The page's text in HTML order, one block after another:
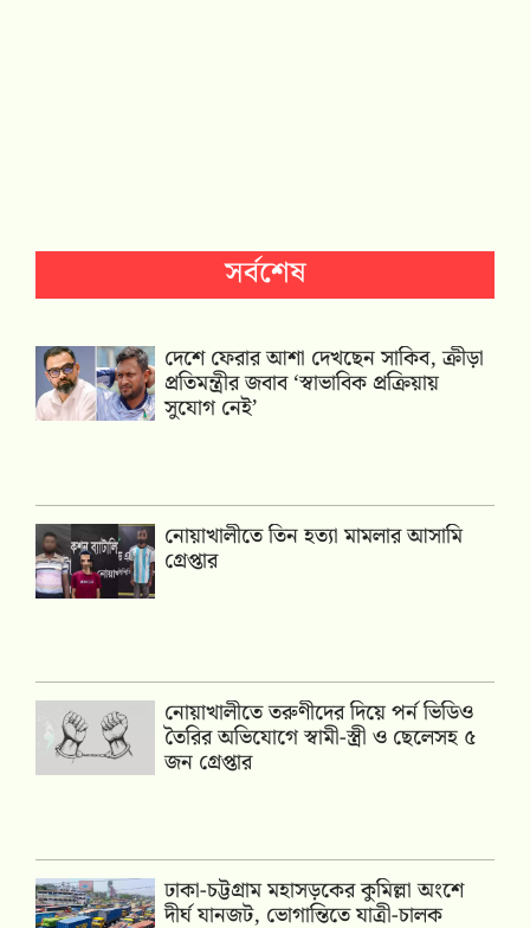
সর্বশেষ
দেশে ফেরার আশা দেখছেন সাকিব, ক্রীড়া
প্রতিমন্ত্রীর জবাব ‘স্বাভাবিক প্রক্রিয়ায়
সুযোগ নেই’
নোয়াখালীতে তিন হত্যা মামলার আসামি
গ্রেপ্তার
নোয়াখালীতে তরুণীদের দিয়ে পর্ন ভিডিও
তৈরির অভিযোগে স্বামী-স্ত্রী ও ছেলেসহ ৫
জন গ্রেপ্তার
ঢাকা-চট্টগ্রাম মহাসড়কের কুমিল্লা অংশে
দীর্ঘ যানজট, ভোগান্তিতে যাত্রী-চালক